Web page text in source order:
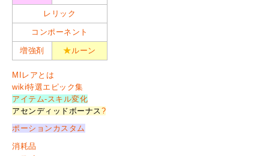
レリック
コンポーネント
増強剤 ★ ルーン
MIレアとは
wiki特選エピック集
アイテム-スキル変化
アセンディッドボーナス?
ポーションカスタム
消耗品